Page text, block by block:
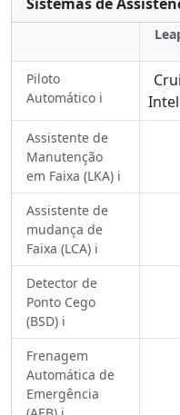
Piloto
Automático ℹ️
Assistente de
Manutenção
em Faixa (LKA) ℹ️
Assistente de
mudança de
Faixa (LCA) ℹ️
Detector de
Ponto Cego
(BSD) ℹ️
Frenagem
Automática de
Emergência